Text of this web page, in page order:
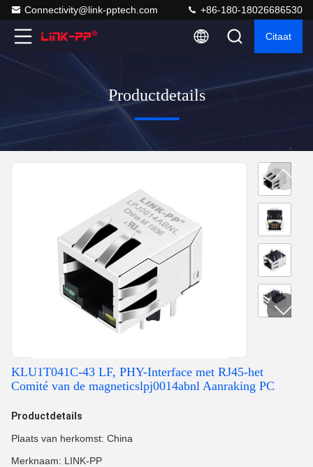
Connectivity@link-pptech.com +86-180-18026686530
Citaat
Productdetails
KLU1T041C-43 LF, PHY-Interface met RJ45-het
Comité van de magneticslpj0014abnl Aanraking PC
Productdetails
Plaats van herkomst: China
Merknaam: LINK-PP